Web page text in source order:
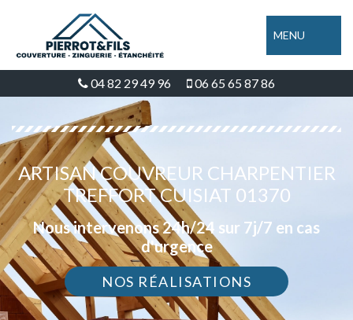
MENU
04 82 29 49 96 06 65 65 87 86
ARTISAN COUVREUR CHARPENTIER
TREFFORT CUISIAT 01370
Nous intervenons 24h/24 sur 7j/7 en cas
d'urgence
NOS RÉALISATIONS